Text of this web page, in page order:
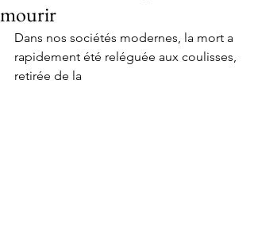
mourir
Dans nos sociétés modernes, la mort a
rapidement été reléguée aux coulisses,
retirée de la